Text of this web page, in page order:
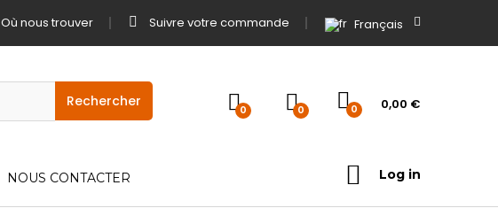
Français
Suivre votre commande
Où nous trouver
0 0,00 €
0
0
NOUS CONTACTER Log in